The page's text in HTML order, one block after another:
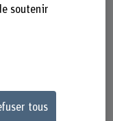
soutenir
tous